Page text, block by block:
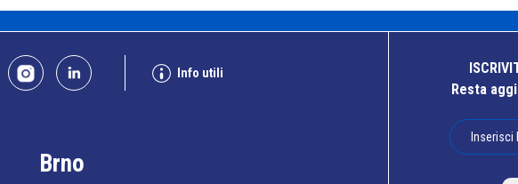
Info utili
Brno
Resta